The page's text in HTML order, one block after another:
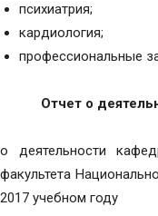
психиатрия;
кардиология;
профессиональные
Отчет о
о деятельности
факультета
2017 учебном году